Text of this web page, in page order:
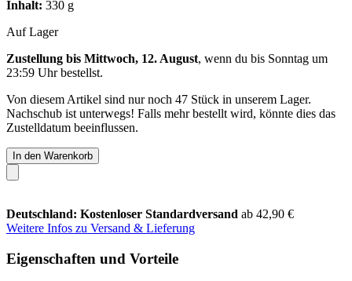
Inhalt: 330 g
Auf Lager
Zustellung bis Mittwoch, 12. August, wenn du bis Sonntag um
23:59 Uhrbestellst.
Von diesem Artikel sind nur noch 47 Stück in unserem Lager.
Nachschub ist unterwegs! Falls mehr bestellt wird, könnte dies das
Zustelldatum beeinflussen.
In den Warenkorb
Deutschland: Kostenloser Standardversand ab 42,90 €
Weitere Infos zu Versand & Lieferung
Eigenschaften und Vorteile